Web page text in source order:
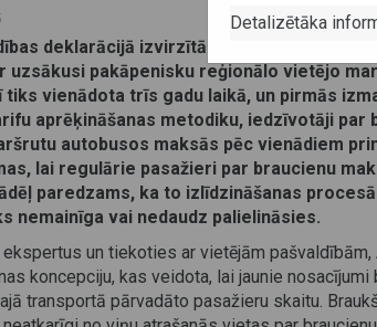
deklarācijā izvirzītās prasības
uzsākusi pakāpenisku reģionālo vietējo
tiks vienādota trīs gadu laikā, un pirmās
aprēķināšanas metodiku, iedzīvotāji
autobusos maksās pēc vienādiem
lai regulārie pasažieri par braucienu
paredzams, ka to izlīdzināšanas
nemainīga vai nedaudz palielināsies.
un tiekoties ar vietējām
koncepciju, kas veidota, lai jaunie
transportā pārvadāto pasažieru skaitu.
Detalizētāka